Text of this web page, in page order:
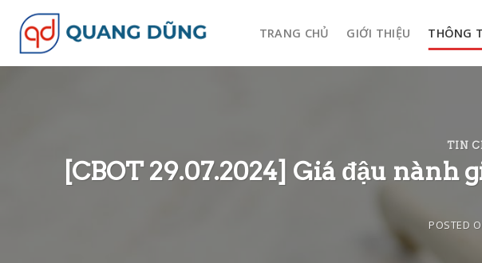
content
TRANG CHỦ GIỚI THIỆU THÔNG
TIN
[CBOT 29.07.2024] Giá đậu
POSTED